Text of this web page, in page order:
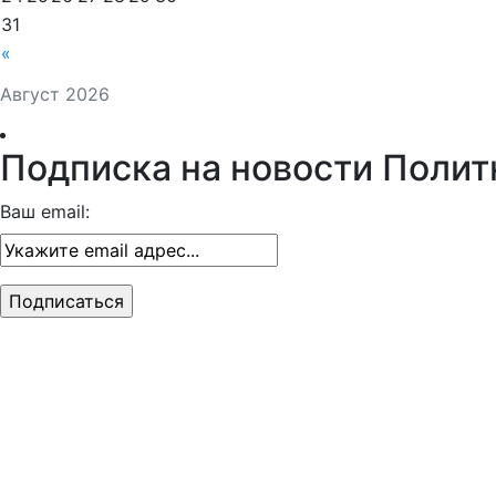
Август 2026
«
31
Подписка на новости
Ваш email: